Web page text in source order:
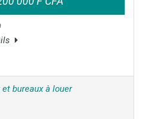
bureaux à louer